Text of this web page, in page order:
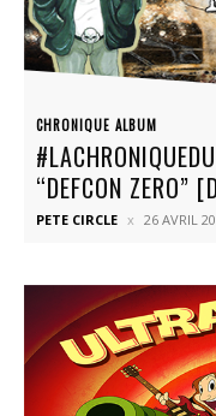
CHRONIQUE ALBUM
“DEFCON ZERO”
PETE CIRCLE 26 AVRIL